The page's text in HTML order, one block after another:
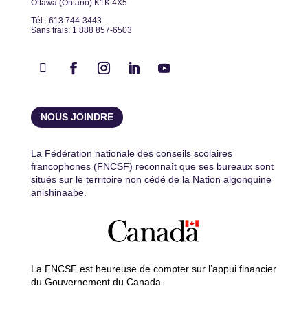
Ottawa (Ontario) K1K 4X5
Tél.: 613 744-3443
Sans frais: 1 888 857-6503
NOUS JOINDRE
La Fédération nationale des conseils scolaires
francophones (FNCSF) reconnaît que ses bureaux sont
situés sur le territoire non cédé de la Nation algonquine
anishinaabe.
La FNCSF est heureuse de compter sur l’appui financier
du Gouvernement du Canada.